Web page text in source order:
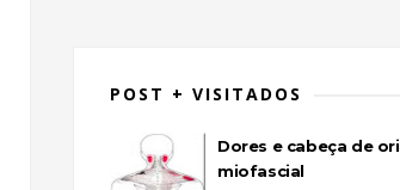
POST + VISITADOS
Dores e cabeça de
miofascial